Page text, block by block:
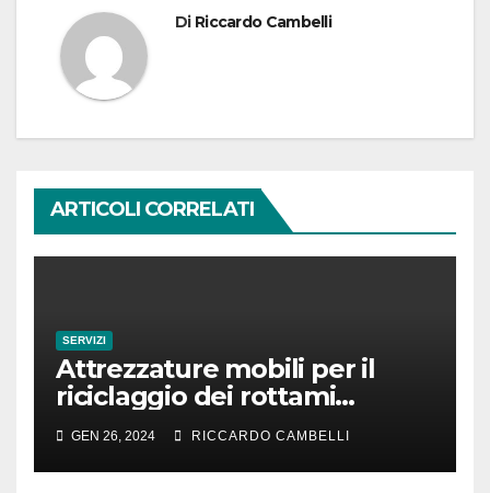
Di Riccardo Cambelli
ARTICOLI CORRELATI
SERVIZI
Attrezzature mobili per il
riciclaggio dei rottami
metallici: un vantaggio
produttivo per un’azienda
GEN 26, 2024 RICCARDO CAMBELLI